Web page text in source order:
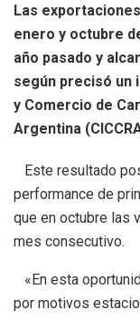
Las
enero y octubre
año pasado y
según precisó un
y Comercio de
Argentina
Este resultado
performance de
que en octubre las
mes consecutivo.
«En esta
por motivos